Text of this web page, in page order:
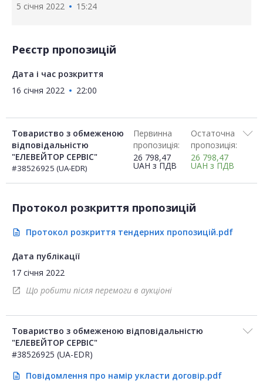
5 січня 2022
15:24
Реєстр пропозицій
Дата і час розкриття
16 січня 2022
22:00
Товариство з обмеженою
відповідальністю
"ЕЛЕВЕЙТОР СЕРВІС"
#38526925 (UA-EDR)
Первинна
пропозиція:
26 798,47
UAH з ПДВ
Остаточна
пропозиція:
26 798,47
UAH з ПДВ
Протокол розкриття пропозицій
description Протокол розкриття тендерних пропозицій.pdf
Дата публікації
17 січня 2022
open_in_new Що робити після перемоги в аукціоні
Товариство з обмеженою відповідальністю
"ЕЛЕВЕЙТОР СЕРВІС"
#38526925 (UA-EDR)
description
Повідомлення про намір укласти договір.pdf